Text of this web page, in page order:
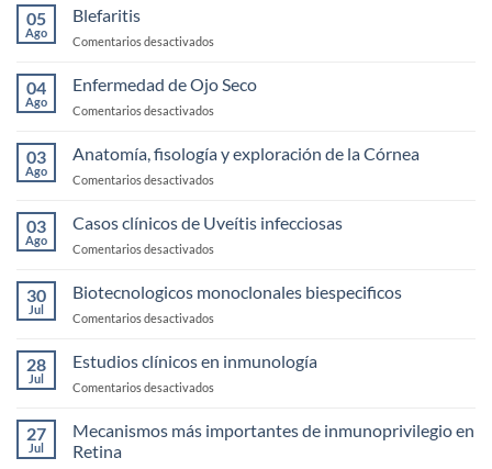
Trauma
05
Ago
Blefaritis
Comentarios desactivados
04
Ago
Enfermedad de Ojo Seco
Comentarios desactivados
Ojo
Seco
03
Ago
Anatomía, fisología y exploración de la Córnea
Comentarios desactivados
fisología
exploración
la
03
Ago
Casos clínicos de Uveítis infecciosas
Comentarios desactivados
clínicos
Uveítis
30
Jul
Biotecnologicos monoclonales biespecificos
Comentarios desactivados
monoclonales
28
Jul
Estudios clínicos en inmunología
Comentarios desactivados
en
27
Jul
Mecanismos más importantes de inmunoprivilegio en
Retina